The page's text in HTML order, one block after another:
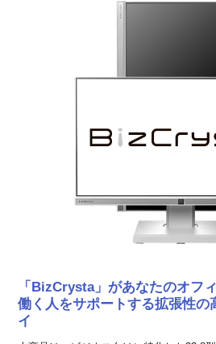
「BizCrysta」があなたのオフ
働く人をサポートする拡張性の
イ